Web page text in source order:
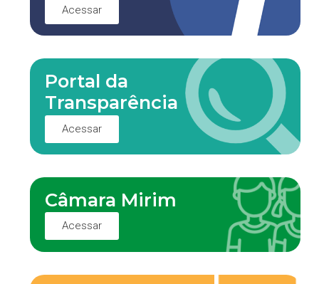
Acessar
Portal da
Transparência
Acessar
Câmara Mirim
Acessar